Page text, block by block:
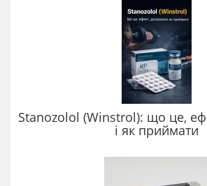
Stanozolol (Winstrol): що це,
і як приймати